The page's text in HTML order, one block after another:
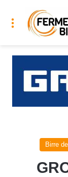
Menu
Birre